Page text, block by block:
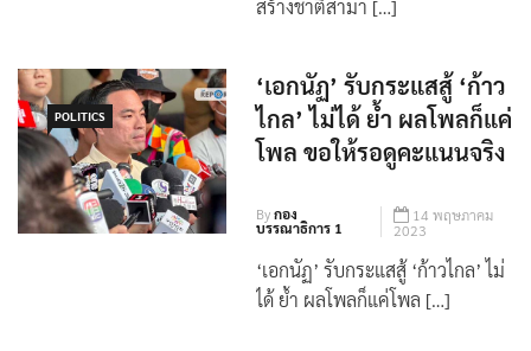
POLITICS
‘เอกนัฏ’ รับกระแสสู้ ‘ก้าว
ไกล’ ไม่ได้ ย้ำ ผลโพลก็แค่
โพล ขอให้รอดูคะแนนจริง
Byกอง
บรรณาธิการ 1
14 พฤษภาคม
2023